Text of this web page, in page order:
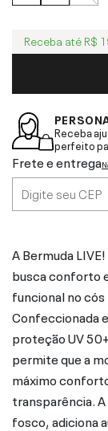
Receba até R$
Receba
perfeito
Frete e entrega
A Bermuda
busca conforto
funcional no
Confeccionada
proteção UV
permite que a
máximo
transparência.
fosco, adiciona